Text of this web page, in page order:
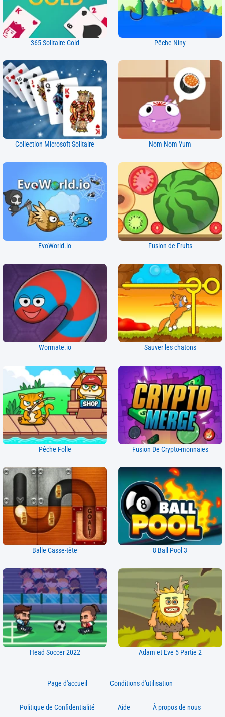
365 Solitaire Gold Pêche Niny
Collection Microsoft Solitaire Nom Nom Yum
EvoWorld.io Fusion de Fruits
Wormate.io Sauver les chatons
Pêche Folle Fusion De Crypto-monnaies
Balle Casse-tête 8 Ball Pool 3
Head Soccer 2022 Adam et Eve 5 Partie 2
Page d'accueil Conditions d'utilisation
Politique de Confidentialité Aide À propos de nous